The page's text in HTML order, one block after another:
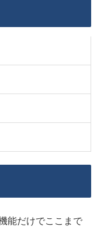
能だけでここまで